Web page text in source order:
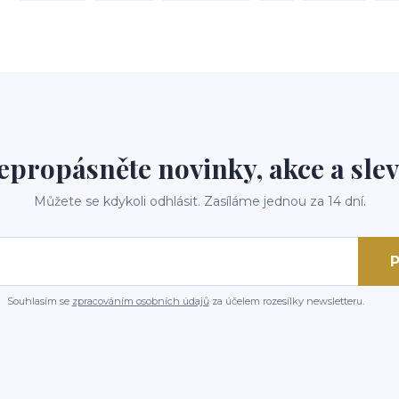
novinky, akce a
Můžete se kdykoli odhlásit. Zasíláme jednou za 14 dní.
Souhlasím se zpracováním osobních údajůza účelem rozesílky newsletteru.